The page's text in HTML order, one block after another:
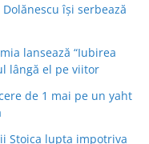
își serbează
lansează “Iubirea
lângă el pe viitor
de 1 mai pe un yaht
Stoica lupta impotriva